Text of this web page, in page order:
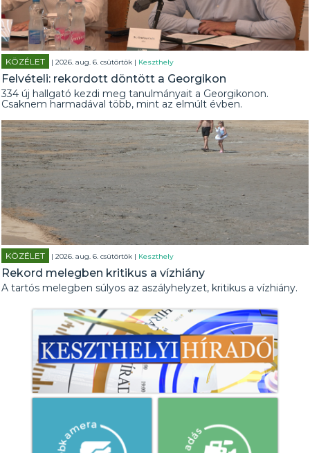
KÖZÉLET | 2026. aug. 6. csütörtök | Keszthely
Felvételi: rekordott döntött a Georgikon
334 új hallgató kezdi meg tanulmányait a Georgikonon.
Csaknem harmadával több, mint az elmúlt évben.
KÖZÉLET | 2026. aug. 6. csütörtök | Keszthely
Rekord melegben kritikus a vízhiány
A tartós melegben súlyos az aszályhelyzet, kritikus a vízhiány.